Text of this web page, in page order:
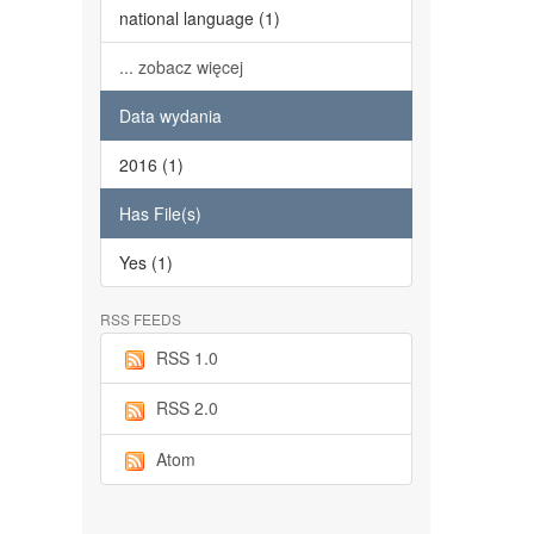
national language (1)
... zobacz więcej
Data wydania
2016 (1)
Has File(s)
Yes (1)
RSS FEEDS
RSS 1.0
RSS 2.0
Atom